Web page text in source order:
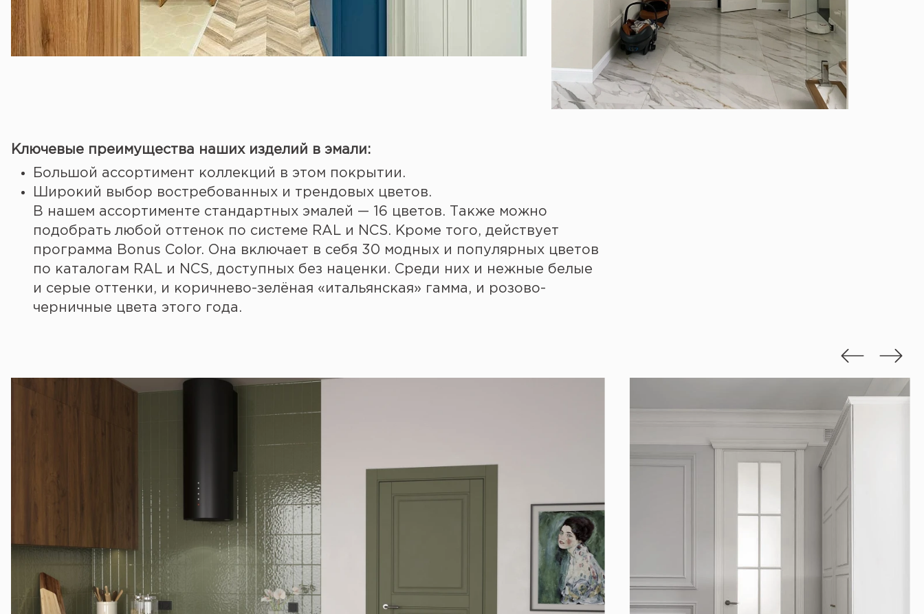
Ключевые преимущества наших изделий в эмали:
Большой ассортимент коллекций в этом покрытии.
Широкий выбор востребованных и трендовых цветов.
В нашем ассортименте стандартных эмалей — 16 цветов. Также можно
подобрать любой оттенок по системе RAL и NCS. Кроме того, действует
программа Bonus Color. Она включает в себя 30 модных и популярных цветов
по каталогам RAL и NCS, доступных без наценки. Среди них и нежные белые
и серые оттенки, и коричнево-зелёная «итальянская» гамма, и розово-
черничные цвета этого года.